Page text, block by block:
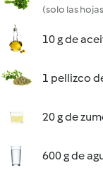
(solo las
10 g de
1 pellizco
20 g de
600 g de